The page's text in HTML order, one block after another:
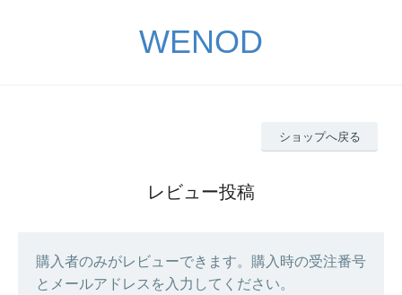
WENOD
ショップへ戻る
レビュー投稿
購入者のみがレビューできます。購入時の受注番号
とメールアドレスを入力してください。